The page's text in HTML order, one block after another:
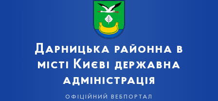
Дарницька районна в
місті Києві державна
адміністрація
офіційний вебпортал